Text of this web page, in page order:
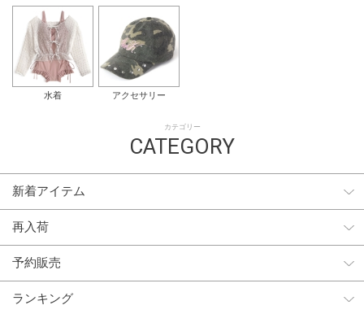
水着 アクセサリー
カテゴリー
CATEGORY
新着アイテム
再入荷
予約販売
ランキング